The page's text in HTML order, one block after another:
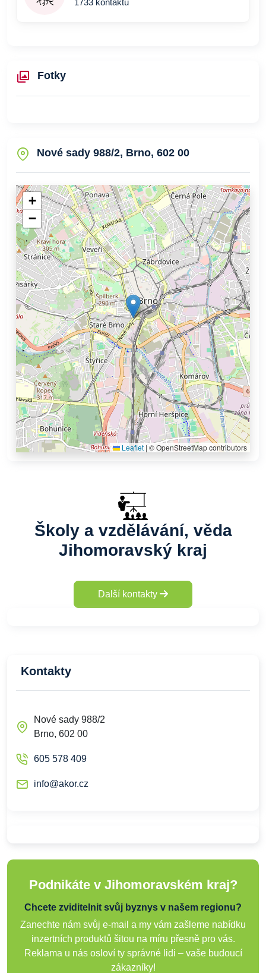
1733 kontaktů
Fotky
Nové sady 988/2, Brno, 602 00
+
−
Leaflet | © OpenStreetMap contributors
Školy a vzdělávání, věda
Jihomoravský kraj
Další kontakty
Kontakty
Nové sady 988/2
Brno, 602 00
605 578 409
info@akor.cz
Podnikáte v Jihomoravském kraj?
Chcete zviditelnit svůj byznys v našem regionu?
Zanechte nám svůj e-mail a my vám zašleme nabídku
inzertních produktů šitou na míru přesně pro vás.
Reklama u nás osloví ty správné lidi – vaše budoucí
zákazníky!